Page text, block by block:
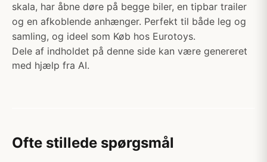
skala, har åbne døre på begge biler, en tipbar trailer
og en afkoblende anhænger. Perfekt til både leg og
samling, og ideel som Køb hos Eurotoys.
Dele af indholdet på denne side kan være genereret
med hjælp fra AI.
Ofte stillede spørgsmål